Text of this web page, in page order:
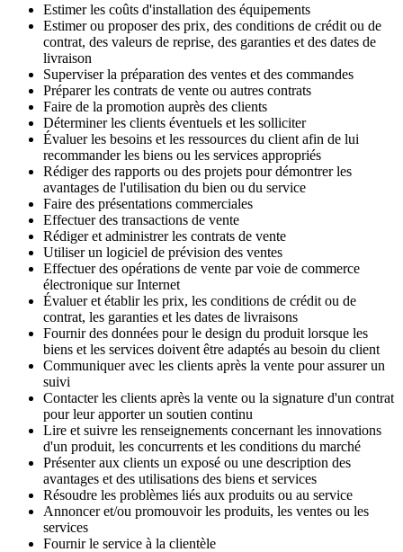
Estimer les coûts d'installation des équipements
Estimer ou proposer des prix, des conditions de crédit ou de
contrat, des valeurs de reprise, des garanties et des dates de
livraison
Superviser la préparation des ventes et des commandes
Préparer les contrats de vente ou autres contrats
Faire de la promotion auprès des clients
Déterminer les clients éventuels et les solliciter
Évaluer les besoins et les ressources du client afin de lui
recommander les biens ou les services appropriés
Rédiger des rapports ou des projets pour démontrer les
avantages de l'utilisation du bien ou du service
Faire des présentations commerciales
Effectuer des transactions de vente
Rédiger et administrer les contrats de vente
Utiliser un logiciel de prévision des ventes
Effectuer des opérations de vente par voie de commerce
électronique sur Internet
Évaluer et établir les prix, les conditions de crédit ou de
contrat, les garanties et les dates de livraisons
Fournir des données pour le design du produit lorsque les
biens et les services doivent être adaptés au besoin du client
Communiquer avec les clients après la vente pour assurer un
suivi
Contacter les clients après la vente ou la signature d'un contrat
pour leur apporter un soutien continu
Lire et suivre les renseignements concernant les innovations
d'un produit, les concurrents et les conditions du marché
Présenter aux clients un exposé ou une description des
avantages et des utilisations des biens et services
Résoudre les problèmes liés aux produits ou au service
Annoncer et/ou promouvoir les produits, les ventes ou les
services
Fournir le service à la clientèle